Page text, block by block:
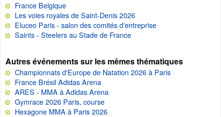
France Belgique
Les voies royales de Saint-Denis 2026
Eluceo Paris - salon des comités d'entreprise
Saints - Steelers au Stade de France
Autres événements sur les mêmes thématiques
Championnats d'Europe de Natation 2026 à Paris
France Brésil Adidas Arena
ARES - MMA à Adidas Arena
Gymrace 2026 Paris, course
Hexagone MMA à Paris 2026